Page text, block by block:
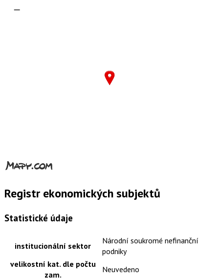
–
Registr ekonomických subjektů
Statistické údaje
institucionální sektor
Národní soukromé nefinanční
podniky
velikostní kat. dle počtu
zam.
Neuvedeno